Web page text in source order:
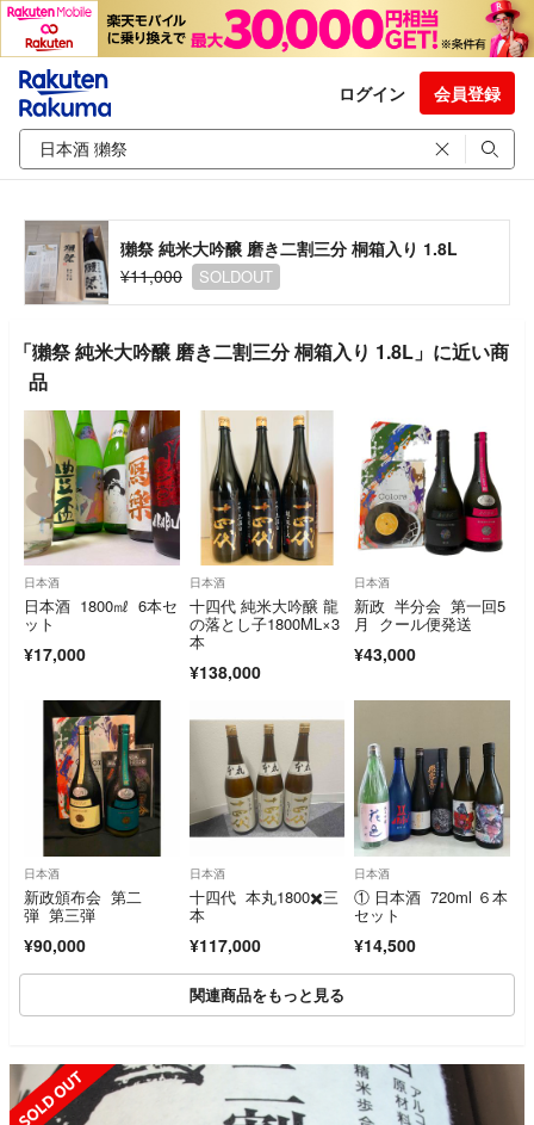
ログイン 会員登録
獺祭 純米大吟醸 磨き二割三分 桐箱入り 1.8L
¥11,000
SOLDOUT
「獺祭 純米大吟醸 磨き二割三分 桐箱入り 1.8L」に近い商
品
日本酒
日本酒 1800㎖ 6本セ
ット
¥17,000
日本酒
十四代 純米大吟醸 龍
の落とし子1800ML×3
本
¥138,000
日本酒
新政 半分会 第一回5
月 クール便発送
¥43,000
日本酒
新政頒布会 第二
弾 第三弾
¥90,000
日本酒
十四代 本丸1800✖️三
本
¥117,000
日本酒
① 日本酒 720ml ６本
セット
¥14,500
関連商品をもっと見る
SOLD OUT